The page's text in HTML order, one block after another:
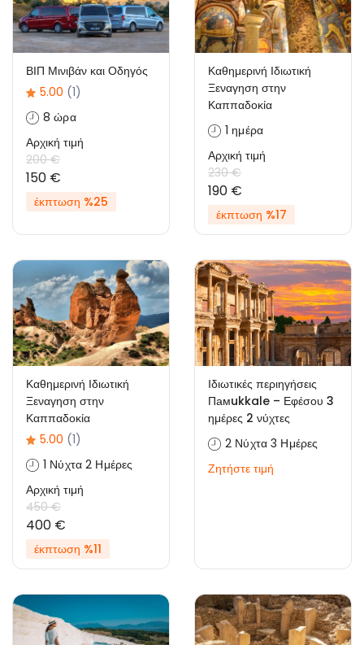
ΒΙΠ Μινιβάν και Οδηγός
5.00 (1)
8 ώρα
Αρχική τιμή
200 €
150 €
έκπτωση %25
Καθημερινή Ιδιωτική
Ξεναγηση στην
Καππαδοκία
1 ημέρα
Αρχική τιμή
230 €
190 €
έκπτωση %17
Καθημερινή Ιδιωτική
Ξεναγηση στην
Καππαδοκία
5.00 (1)
1 Νύχτα 2 Ημέρες
Αρχική τιμή
450 €
400 €
έκπτωση %11
Ιδιωτικές περιηγήσεις
Πамukkale – Εφέσου 3
ημέρες 2 νύχτες
2 Νύχτα 3 Ημέρες
Ζητήστε τιμή